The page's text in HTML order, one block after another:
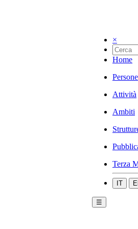
×
Home
Persone
Attività
Ambiti
Terza
IT
☰